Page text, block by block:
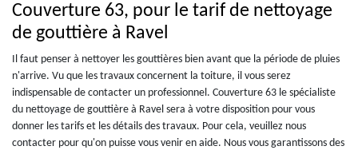
Couverture 63, pour le tarif de nettoyage
de gouttière à Ravel
Il faut penser à nettoyer les gouttières bien avant que la période de pluies
n'arrive. Vu que les travaux concernent la toiture, il vous serez
indispensable de contacter un professionnel. Couverture 63 le spécialiste
du nettoyage de gouttière à Ravel sera à votre disposition pour vous
donner les tarifs et les détails des travaux. Pour cela, veuillez nous
contacter pour qu'on puisse vous venir en aide. Nous vous garantissons des